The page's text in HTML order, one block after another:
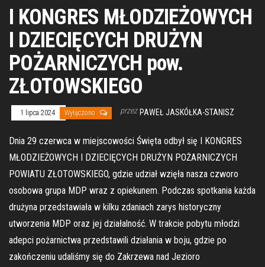
I KONGRES MŁODZIEŻOWYCH
I DZIECIĘCYCH DRUŻYN
POŻARNICZYCH pow.
ZŁOTOWSKIEGO
1 lipca 2024 Wyłączono przez PAWEŁ JASKÓŁKA-STANISZ
Dnia 29 czerwca w miejscowości Święta odbył się I KONGRES
MŁODZIEŻOWYCH I DZIECIĘCYCH DRUŻYN POŻARNICZYCH
POWIATU ZŁOTOWSKIEGO, gdzie udział wzięła nasza czworo
osobowa grupa MDP wraz z opiekunem. Podczas spotkania każda
drużyna przedstawiała w kilku zdaniach zarys historyczny
utworzenia MDP oraz jej działalność. W trakcie pobytu młodzi
adepci pożarnictwa przedstawili działania w boju, gdzie po
zakończeniu udaliśmy się do Zakrzewa nad Jezioro